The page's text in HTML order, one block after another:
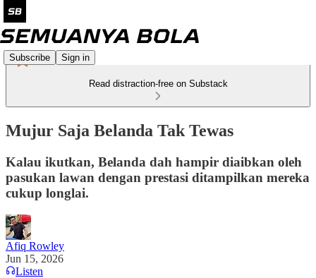
Subscribe Sign in
Read distraction-free on Substack
Mujur Saja Belanda Tak Tewas
Kalau ikutkan, Belanda dah hampir diaibkan oleh
pasukan lawan dengan prestasi ditampilkan mereka
cukup longlai.
Afiq Rowley
Jun 15, 2026
Listen